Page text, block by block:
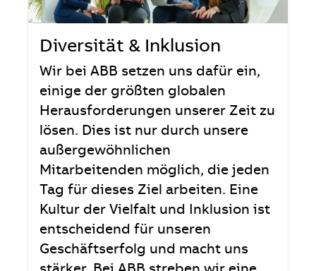
Diversität & Inklusion
Wir bei ABB setzen uns dafür ein,
einige der größten globalen
Herausforderungen unserer Zeit zu
lösen. Dies ist nur durch unsere
außergewöhnlichen
Mitarbeitenden möglich, die jeden
Tag für dieses Ziel arbeiten. Eine
Kultur der Vielfalt und Inklusion ist
entscheidend für unseren
Geschäftserfolg und macht uns